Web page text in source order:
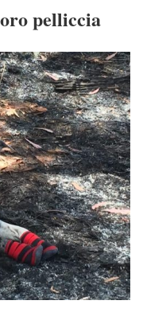
pelliccia